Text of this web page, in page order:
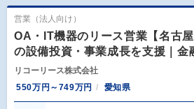
営業（法人向け）
OA・IT機器のリース営業【名古
の設備投資・事業成長を支援｜金
リコーリース株式会社
550万円～749万円
愛知県